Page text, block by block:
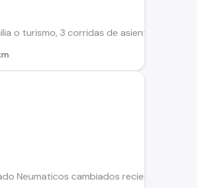
o turismo, 3 corridas de asientos, 8
Neumaticos cambiados